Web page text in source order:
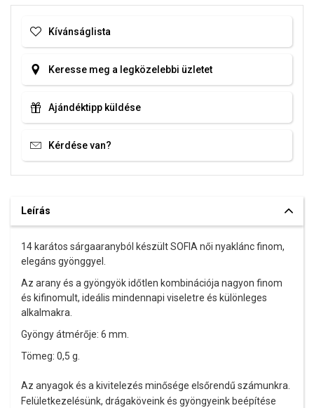
Kívánságlista
Keresse meg a legközelebbi üzletet
Ajándéktipp küldése
Kérdése van?
Leírás
14 karátos sárgaaranyból készült SOFIA női nyaklánc finom,
elegáns gyönggyel.
Az arany és a gyöngyök időtlen kombinációja nagyon finom
és kifinomult, ideális mindennapi viseletre és különleges
alkalmakra.
Gyöngy átmérője: 6 mm.
Tömeg: 0,5 g.
Az anyagok és a kivitelezés minősége elsőrendű számunkra.
Felületkezelésünk, drágaköveink és gyöngyeink beépítése